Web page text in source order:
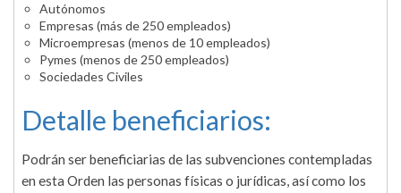
Autónomos
Empresas (más de 250 empleados)
Microempresas (menos de 10 empleados)
Pymes (menos de 250 empleados)
Sociedades Civiles
Detalle beneficiarios:
Podrán ser beneficiarias de las subvenciones contempladas
en esta Orden las personas físicas o jurídicas, así como los